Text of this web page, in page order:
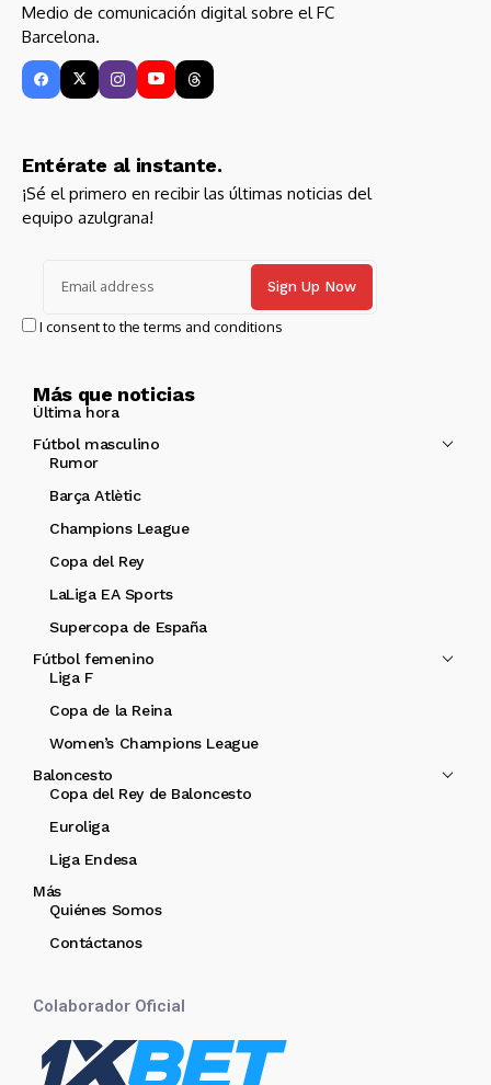
Medio de comunicación digital sobre el FC
Barcelona.
Entérate al instante.
¡Sé el primero en recibir las últimas noticias del
equipo azulgrana!
I consent to the terms and conditions
Más que noticias
Última hora
Fútbol masculino
Rumor
Barça Atlètic
Champions League
Copa del Rey
LaLiga EA Sports
Supercopa de España
Fútbol femenino
Liga F
Copa de la Reina
Women’s Champions League
Baloncesto
Copa del Rey de Baloncesto
Euroliga
Liga Endesa
Más
Quiénes Somos
Contáctanos
Colaborador Oficial